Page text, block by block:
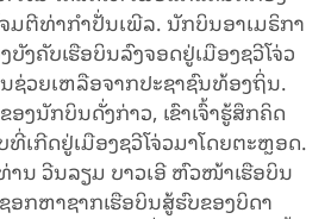
ຕີທ່າກຳປັ່ນເພີລ. ນັກ​ບິນ​ອາ​ເມ​ຣິ​ກາ​
ງຄັບເຮືອບິນ​ລົງ​ຈອດ​ຢູ່​ເມືອງຊວີໂຈ່ວ​
ຊ່ວຍເຫລືອ​ຈາກ​ປະ​ຊາ​ຊົນທ້ອງ​ຖິ່ນ.
ອງນັກ​ບິນ​ດັ່ງ​ກ່າວ, ເຂົາເຈົ້າຮູ້ສຶກ​ຄິດ​
ເກີດ​ຢູ່​ເມືອງຊວີໂຈ່ວ​ມາ​ໂດຍ​ຕະຫຼອດ.
ານ ວີ​ນລຽມ ບາວເອີ ຫົວໜ້າເຮືອບິນ
ອກ​​ຫາຊາກ​ເຮືອ​ບິນ​ສູ້​ຮົບ​ຂອງ​ບິ​ດາ